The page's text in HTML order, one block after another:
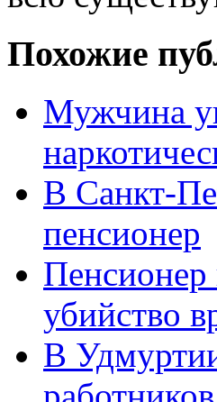
Похожие
Мужчина
В Санкт-
пенсионер
Пенсионер
убийство
В